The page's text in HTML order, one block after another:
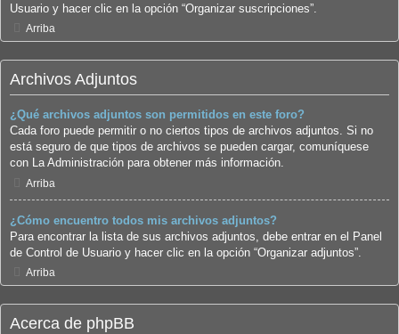
Usuario y hacer clic en la opción “Organizar suscripciones”.
Arriba
Archivos Adjuntos
¿Qué archivos adjuntos son permitidos en este foro?
Cada foro puede permitir o no ciertos tipos de archivos adjuntos. Si no
está seguro de que tipos de archivos se pueden cargar, comuníquese
con La Administración para obtener más información.
Arriba
¿Cómo encuentro todos mis archivos adjuntos?
Para encontrar la lista de sus archivos adjuntos, debe entrar en el Panel
de Control de Usuario y hacer clic en la opción “Organizar adjuntos”.
Arriba
Acerca de phpBB